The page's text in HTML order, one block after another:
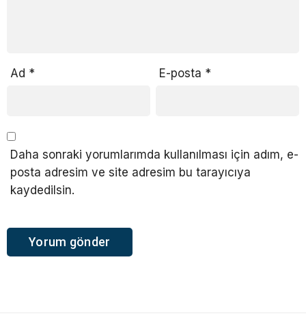
Ad * E-posta *
Daha sonraki yorumlarımda kullanılması için adım, e-
posta adresim ve site adresim bu tarayıcıya
kaydedilsin.